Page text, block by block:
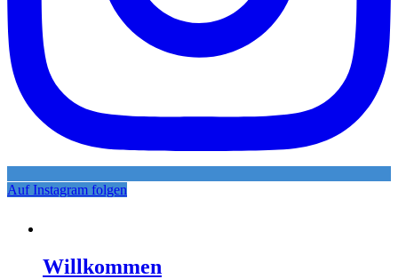
Auf Instagram folgen
Willkommen